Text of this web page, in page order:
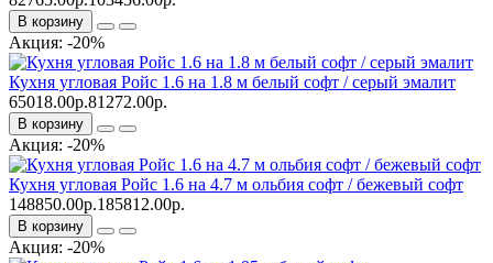
В корзину
Акция: -20%
Кухня угловая Ройс 1.6 на 1.8 м белый софт / серый эмалит
65018.00р.81272.00р.
В корзину
Акция: -20%
Кухня угловая Ройс 1.6 на 4.7 м ольбия софт / бежевый софт
148850.00р.185812.00р.
В корзину
Акция: -20%